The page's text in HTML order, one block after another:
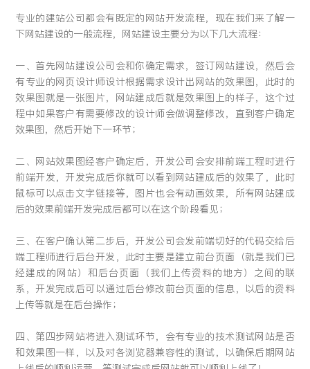
专业的建站公司都会有既定的网站开发流程，现在我们来了解一
下网站建设的一般流程，网站建设主要分为以下几大流程：
一、首先网站建设公司会和你确定需求，签订网站建设，然后会
有专业的网页设计师设计根据需求设计出网站的效果图，此时的
效果图就是一张图片，网站建成后就是效果图上的样子，这个过
程中如果客户有需要修改的设计师会做调整修改，直到客户确定
效果图，然后开始下一环节；
二、网站效果图经客户确定后，开发公司会安排前端工程时进行
前端开发，开发完成后你就可以看到网站建成后的效果了，此时
鼠标可以点击文字链接等，图片也会有动画效果，所有网站建成
后的效果前端开发完成后都可以在这个阶段看见；
三、在客户确认第二步后，开发公司会发前端切好的代码交给后
端工程师进行后台开发，此时主要是建立前台页面（就是我们已
经建成的网站）和后台页面（我们上传资料的地方）之间的联
系，开发完成后可以通过后台修改前台页面的信息，以后的资料
上传等就是在后台操作；
四、第四步网站将进入测试环节，会有专业的技术测试网站是否
和效果图一样，以及对各浏览器兼容性的测试，以确保后期网站